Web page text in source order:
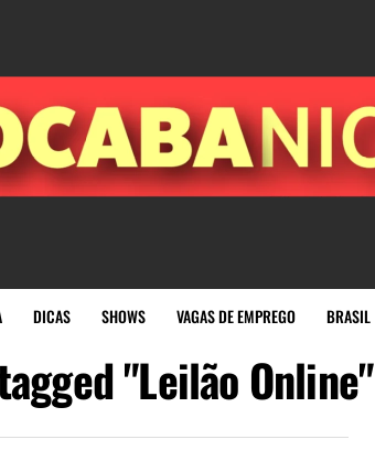
DICAS SHOWS VAGAS DE EMPREGO BRASIL
"Leilão Online"